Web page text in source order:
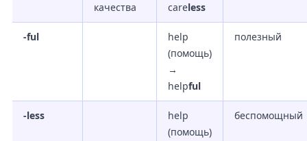
качества
careless
-ful
help
(помощь)
→
helpful
полезный
-less
help
(помощь)
беспомощный